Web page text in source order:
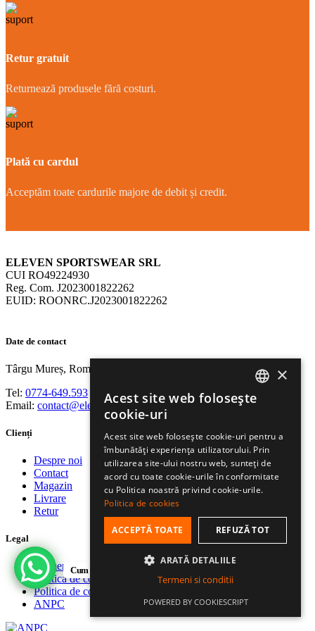
Retur gratuit
Returnează produsele fără costuri.
Plată cu cardul
Acceptăm toate cardurile majore de debit și credit.
ELEVEN SPORTSWEAR SRL
CUI RO49224930
Reg. Com. J2023001822262
EUID: ROONRC.J2023001822262
Date de contact
Târgu Mureș, România
Tel: 0774-649.593
Email: contact@elevensportswear.ro
Clienți
Despre noi
Contact
Magazin
Livrare
Retur
Legal
Termeni și condiții
Politica de confidențialitate
Politica de cookies
ANPC
Cum te putem ajuta?
ROMANIAN
ENGLISH
×
Acest site web folosește
cookie-uri
Acest site web folosește cookie-uri pentru a
îmbunătăți experiența utilizatorului. Prin
utilizarea site-ului nostru web, sunteți de
acord cu toate cookie-urile în conformitate
cu Politica noastră privind cookie-urile.
Politica de cookies
ACCEPTĂ TOATE REFUZĂ TOT
ARATĂ DETALIILE
Termeni si conditii
POWERED BY COOKIESCRIPT